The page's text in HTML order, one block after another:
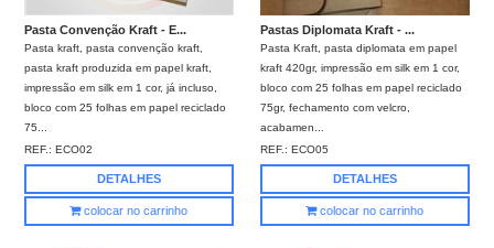
Pasta Convenção Kraft - E...
Pasta kraft, pasta convenção kraft,
pasta kraft produzida em papel kraft,
impressão em silk em 1 cor, já incluso,
bloco com 25 folhas em papel reciclado
75...
REF.: ECO02
DETALHES
colocar no carrinho
Pastas Diplomata Kraft - ...
Pasta Kraft, pasta diplomata em papel
kraft 420gr, impressão em silk em 1 cor,
bloco com 25 folhas em papel reciclado
75gr, fechamento com velcro,
acabamen...
REF.: ECO05
DETALHES
colocar no carrinho